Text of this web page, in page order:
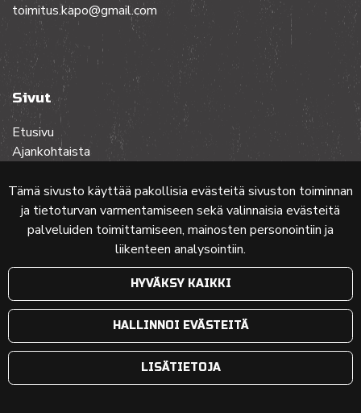
Tämä sivusto käyttää pakollisia evästeitä sivuston toiminnan
ja tietoturvan varmentamiseen sekä valinnaisia evästeitä
palveluiden toimittamiseen, mainosten personointiin ja
liikenteen analysointiin.
HYVÄKSY KAIKKI
HALLINNOI EVÄSTEITÄ
LISÄTIETOJA
toimitus.kapo@gmail.com
Sivut
Etusivu
Ajankohtaista
Lehdet
Yhteistyössä
Ota yhteyttä
Etusivun karttakuva: MML (Nimeä CC 4.0, muokattu)
© 2024 PKMT | VerkkosivuatFlow Oy